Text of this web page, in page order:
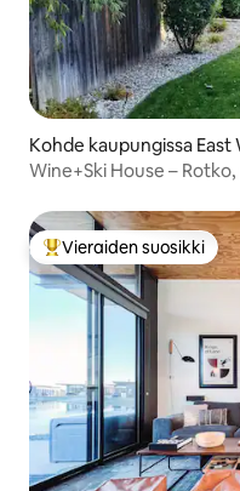
Kohde kaupungissa East
Wine+Ski House –
Vieraiden suosikkien
Vieraiden suosikki